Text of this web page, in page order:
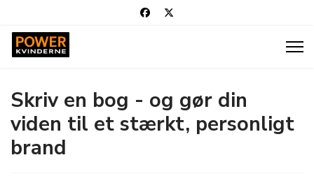
Skriv en bog - og gør din
viden til et stærkt, personligt
brand